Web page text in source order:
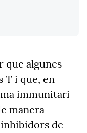
que algunes
T i que, en
immunitari
manera
de